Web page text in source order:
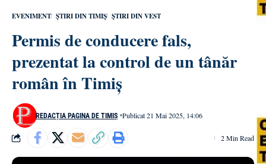
EVENIMENT ȘTIRI DIN TIMIȘ ȘTIRI DIN VEST
Permis de conducere fals,
prezentat la control de un tânăr
român în Timiș
REDACȚIA PAGINA DE TIMIȘ Publicat 21 Mai 2025, 14:06
2 Min Read